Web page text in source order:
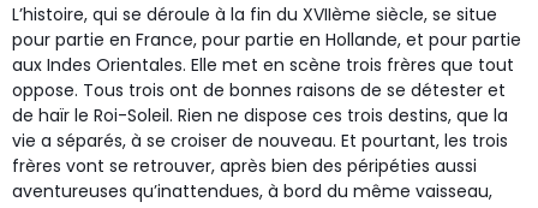
L’histoire, qui se déroule à la fin du XVIIème siècle, se situe
pour partie en France, pour partie en Hollande, et pour partie
aux Indes Orientales. Elle met en scène trois frères que tout
oppose. Tous trois ont de bonnes raisons de se détester et
de haïr le Roi-Soleil. Rien ne dispose ces trois destins, que la
vie a séparés, à se croiser de nouveau. Et pourtant, les trois
frères vont se retrouver, après bien des péripéties aussi
aventureuses qu’inattendues, à bord du même vaisseau,